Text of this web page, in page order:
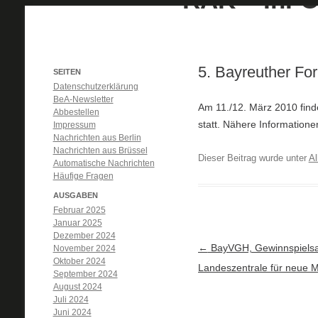
5. Bayreuther
Am 11./12. März 2010
statt. Nähere
Dieser Beitrag wurde unter
Artikel-Navigation
← BayVGH,
Landeszentrale für neue
SEITEN
Datenschutzerklärung
BeA-Newsletter
Abbestellen
Impressum
Nachrichten aus Berlin
Nachrichten aus Brüssel
Automatische Nachrichten
Häufige Fragen
AUSGABEN
Februar 2025
Januar 2025
Dezember 2024
November 2024
Oktober 2024
September 2024
August 2024
Juli 2024
Juni 2024